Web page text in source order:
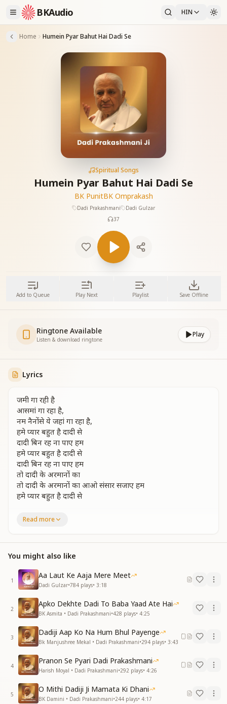
BKAudio HIN
Home Humein Pyar Bahut Hai Dadi Se
Spiritual Songs
Humein Pyar Bahut Hai Dadi Se
BK PunitBK Omprakash
Dadi Prakashmani
Dadi Gulzar
37
Add to Queue Play Next Playlist Save Offline
Ringtone Available
Listen & download ringtone
Play
Lyrics
जमी गा रही है
आसमां गा रहा है,
नम नैनोंसे ये जहां गा रहा है,
हमे प्यार बहुत है दादी से
दादी बिन रह ना पाए हम
हमे प्यार बहुत है दादी से
दादी बिन रह ना पाए हम
तो दादी के अरमानों का
तो दादी के अरमानों का आओ संसार सजाए हम
हमे प्यार बहुत है दादी से
उसे इतना वृक्ष विशाल किया सपने में किसीने ना सोचा
कहते है अगर अहसानों को हरगिज भुला ना पाए हम
हमे प्यार बहुत है दादी से
प्रभु की प्यारी शिक्षाओं को मीठी मुरली में समझाना
ओ निष्ठा सच्चाई भोलापन ओ शांति शक्ति का बरसाना
गर सिला तुम्हारे प्यार का
गर सिला तुम्हारे प्यार का दिल से जो दे ना चाहे हम
हमे प्यार बहुत है दादी से
कभी पितासा बनकर प्यार दिया
कभी मां बनकर के दुलार किया
कभी बनी सखी कभी बहना बन बांधी राखी संसार दिया
जो दिन बीते दादी के संग
जो दिन बीते दादी के संग उन्हें अमर बनाना चाहे हम
हमे प्यार बहुत है दादी से
हमे प्यार बहुत है दादी से...
Read more
You might also like
1
Aa Laut Ke Aaja Mere Meet
Dadi Gulzar•784 plays• 3:18
2
Apko Dekhte Dadi To Baba Yaad Ate Hai
BK Asmita • Dadi Prakashmani•428 plays• 4:25
3
Dadiji Aap Ko Na Hum Bhul Payenge
Bk Manjushree Mekal • Dadi Prakashmani•294 plays• 3:43
4
Pranon Se Pyari Dadi Prakashmani
Harish Moyal • Dadi Prakashmani•292 plays• 4:26
5
O Mithi Dadiji Ji Mamata Ki Dhani
BK Damini • Dadi Prakashmani•244 plays• 4:17